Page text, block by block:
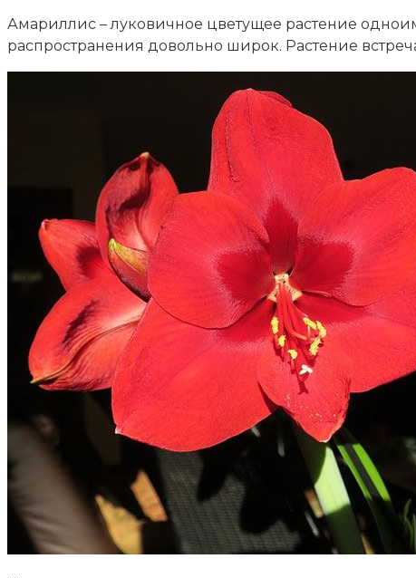
Амариллис – луковичное цветущее растение
распространения довольно широк. Растение